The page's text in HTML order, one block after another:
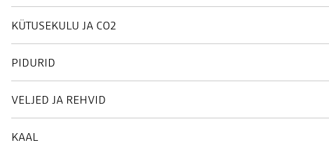
KÜTUSEKULU JA CO2
PIDURID
VELJED JA REHVID
KAAL